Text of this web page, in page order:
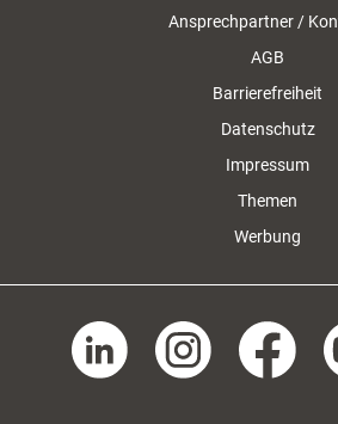
Ansprechpartner /
AGB
Barrierefreiheit
Datenschutz
Impressum
Themen
Werbung